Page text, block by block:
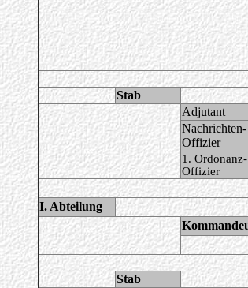
Stab
Adjutant
Nachrichten-
Offizier
1. Ordonanz-
Offizier
I. Abteilung
Stab